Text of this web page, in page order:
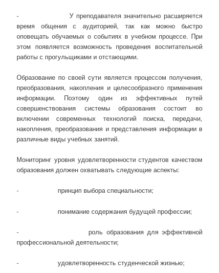
- У преподавателя значительно расширяется
время общения с аудиторией, так как можно быстро
оповещать обучаемых о событиях в учебном процессе. При
этом появляется возможность проведения воспитательной
работы с прогульщиками и отстающими.
Образование по своей сути является процессом получения,
преобразования, накопления и целесообразного применения
информации. Поэтому один из эффективных путей
совершенствования системы образования состоит во
включении современных технологий поиска, передачи,
накопления, преобразования и представления информации в
различные виды учебных занятий.
Мониторинг уровня удовлетворенности студентов качеством
образования должен охватывать следующие аспекты:
- принцип выбора специальности;
- понимание содержания будущей профессии;
- роль образования для эффективной
профессиональной деятельности;
- удовлетворенность студенческой жизнью;